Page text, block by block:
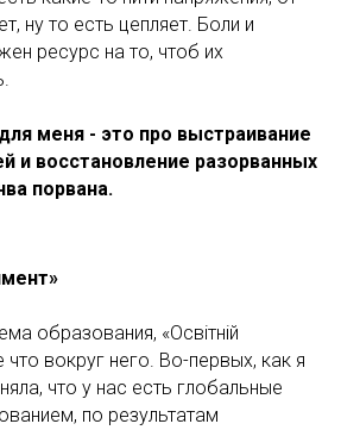
ну то есть цепляет. Боли и
ресурс на то, чтоб их
меня - это про выстраивание
и восстановление разорванных
порвана.
образования, «Освiтнiй
что вокруг него. Во-первых, как я
что у нас есть глобальные
по результатам